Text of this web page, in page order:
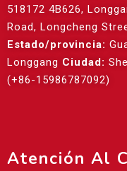
518172 4B626,
Road, Longcheng
Estado/provincia:
Longgang Ciudad:
(+86-15986787092)
Atención Al